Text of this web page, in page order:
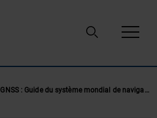
GNSS : Guide du système mondial de navigation par satellite